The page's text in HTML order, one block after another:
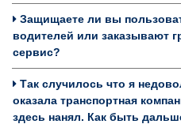
Защищаете ли вы
водителей или заказывают
сервис?
Так случилось что я
оказала транспортная
здесь нанял. Как быть